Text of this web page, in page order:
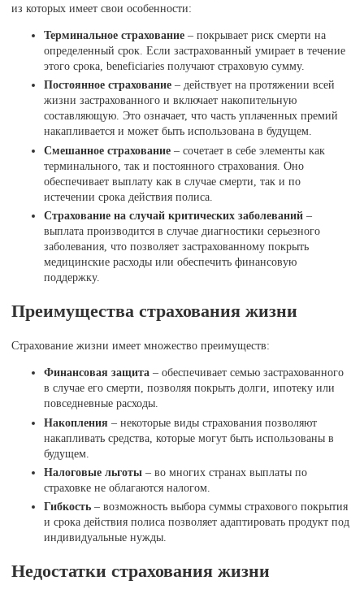
из которых имеет свои особенности:
Терминальное страхование – покрывает риск смерти на
определенный срок. Если застрахованный умирает в течение
этого срока, beneficiaries получают страховую сумму.
Постоянное страхование – действует на протяжении всей
жизни застрахованного и включает накопительную
составляющую. Это означает, что часть уплаченных премий
накапливается и может быть использована в будущем.
Смешанное страхование – сочетает в себе элементы как
терминального, так и постоянного страхования. Оно
обеспечивает выплату как в случае смерти, так и по
истечении срока действия полиса.
Страхование на случай критических заболеваний –
выплата производится в случае диагностики серьезного
заболевания, что позволяет застрахованному покрыть
медицинские расходы или обеспечить финансовую
поддержку.
Преимущества страхования жизни
Страхование жизни имеет множество преимуществ:
Финансовая защита – обеспечивает семью застрахованного
в случае его смерти, позволяя покрыть долги, ипотеку или
повседневные расходы.
Накопления – некоторые виды страхования позволяют
накапливать средства, которые могут быть использованы в
будущем.
Налоговые льготы – во многих странах выплаты по
страховке не облагаются налогом.
Гибкость – возможность выбора суммы страхового покрытия
и срока действия полиса позволяет адаптировать продукт под
индивидуальные нужды.
Недостатки страхования жизни